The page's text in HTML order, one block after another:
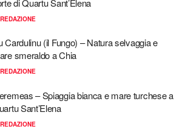
REDAZIONE
Cardulinu (il Fungo) – Natura selvaggia e
smeraldo a Chia
REDAZIONE
– Spiaggia bianca e mare turchese a
Sant’Elena
REDAZIONE